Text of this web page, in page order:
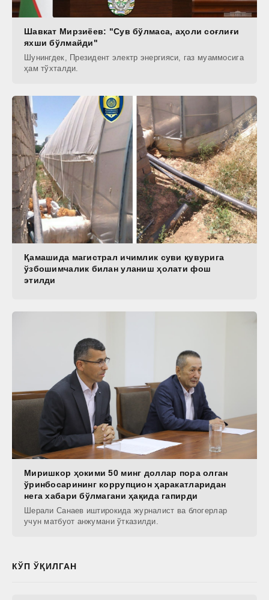
Шавкат Мирзиёев: "Сув бўлмаса, аҳоли соғлиғи
яхши бўлмайди"
Шунингдек, Президент электр энергияси, газ муаммосига
ҳам тўхталди.
Қамашида магистрал ичимлик суви қувурига
ўзбошимчалик билан уланиш ҳолати фош
этилди
Миришкор ҳокими 50 минг доллар пора олган
ўринбосарининг коррупцион ҳаракатларидан
нега хабари бўлмагани ҳақида гапирди
Шерали Санаев иштирокида журналист ва блогерлар
учун матбуот анжумани ўтказилди.
КЎП ЎҚИЛГАН